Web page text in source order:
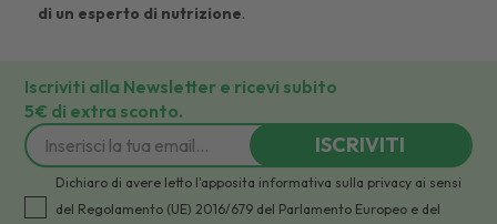
di un esperto di nutrizione.
Iscriviti alla Newsletter e ricevi subito
5€ di extra sconto.
ISCRIVITI
Dichiaro di avere letto l'apposita informativa sulla privacy ai sensi
del Regolamento (UE) 2016/679 del Parlamento Europeo e del